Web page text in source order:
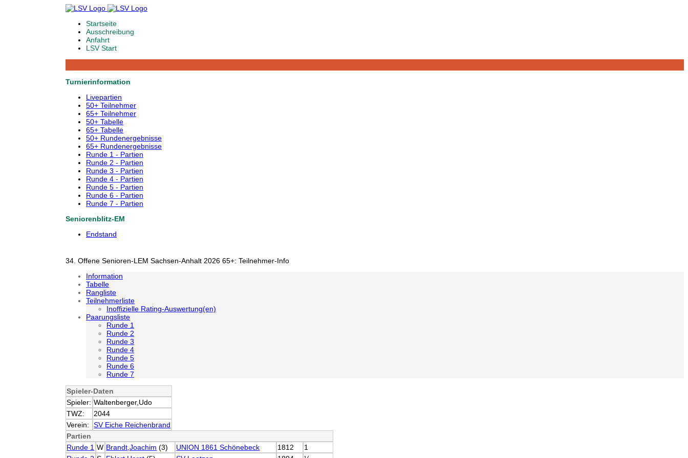
Startseite
Ausschreibung
Anfahrt
LSV Start
Turnierinformation
Livepartien
50+ Teilnehmer
65+ Teilnehmer
50+ Tabelle
65+ Tabelle
50+ Rundenergebnisse
65+ Rundenergebnisse
Runde 1 - Partien
Runde 2 - Partien
Runde 3 - Partien
Runde 4 - Partien
Runde 5 - Partien
Runde 6 - Partien
Runde 7 - Partien
Seniorenblitz-EM
Endstand
34. Offene Senioren-LEM Sachsen-Anhalt 2026 65+: Teilnehmer-Info
Information
Tabelle
Rangliste
Teilnehmerliste
Inoffizielle Rating-Auswertung(en)
Paarungsliste
Runde 1
Runde 2
Runde 3
Runde 4
Runde 5
Runde 6
Runde 7
Spieler-Daten
Spieler: Waltenberger,Udo
TWZ:
2044
Verein:
SV Eiche Reichenbrand
Partien
Runde 1 W Brandt,Joachim (3) UNION 1861 Schönebeck 1812
1